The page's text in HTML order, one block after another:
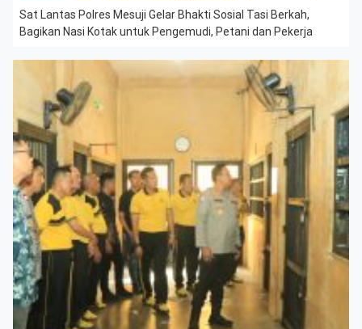
Sat Lantas Polres Mesuji Gelar Bhakti Sosial Tasi Berkah,
Bagikan Nasi Kotak untuk Pengemudi, Petani dan Pekerja